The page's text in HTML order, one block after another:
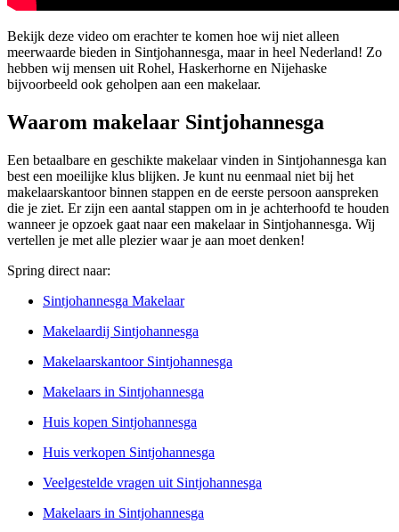
Bekijk deze video om erachter te komen hoe wij niet alleen
meerwaarde bieden in Sintjohannesga, maar in heel Nederland! Zo
hebben wij mensen uit Rohel, Haskerhorne en Nijehaske
bijvoorbeeld ook geholpen aan een makelaar.
Waarom makelaar Sintjohannesga
Een betaalbare en geschikte makelaar vinden in Sintjohannesga kan
best een moeilijke klus blijken. Je kunt nu eenmaal niet bij het
makelaarskantoor binnen stappen en de eerste persoon aanspreken
die je ziet. Er zijn een aantal stappen om in je achterhoofd te houden
wanneer je opzoek gaat naar een makelaar in Sintjohannesga. Wij
vertellen je met alle plezier waar je aan moet denken!
Spring direct naar:
Sintjohannesga Makelaar
Makelaardij Sintjohannesga
Makelaarskantoor Sintjohannesga
Makelaars in Sintjohannesga
Huis kopen Sintjohannesga
Huis verkopen Sintjohannesga
Veelgestelde vragen uit Sintjohannesga
Makelaars in Sintjohannesga